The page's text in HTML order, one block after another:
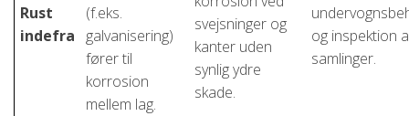
Rust
indefra
(f.eks.
galvanisering)
fører til
korrosion
mellem lag.
svejsninger og
kanter uden
synlig ydre
skade.
og inspektion
samlinger.